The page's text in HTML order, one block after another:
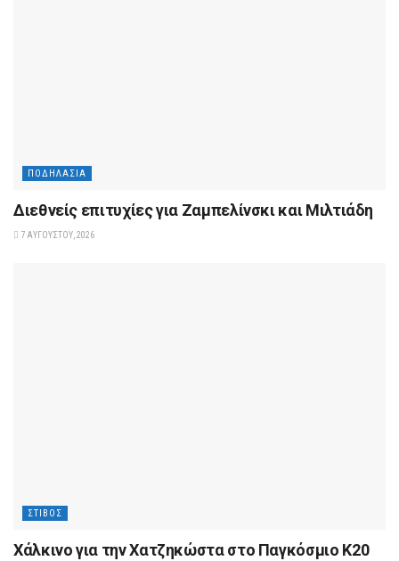
ΠΟΔΗΛΑΣΊΑ
Διεθνείς επιτυχίες για Ζαμπελίνσκι και Μιλτιάδη
7 ΑΥΓΟΎΣΤΟΥ, 2026
ΣΤΊΒΟΣ
Xάλκινο για την Χατζηκώστα στο Παγκόσμιο Κ20